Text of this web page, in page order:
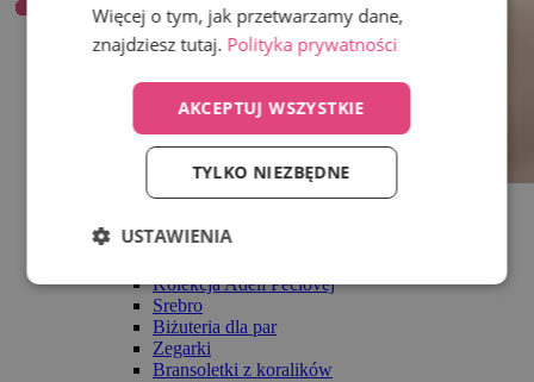
Wszystko w kategorii Biżuteria
Bransoletki
Kolekcja Adéli Pečlovej
Srebro
Biżuteria dla par
Zegarki
Bransoletki z koralików
Więcej o tym, jak przetwarzamy dane,
znajdziesz tutaj. Polityka prywatności
AKCEPTUJ WSZYSTKIE
TYLKO NIEZBĘDNE
USTAWIENIA